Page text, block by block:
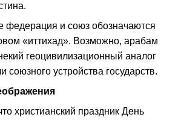
федерация и союз обозначаются
«иттихад». Возможно, арабам
геоцивилизационный аналог
союзного устройства государств.
христианский праздник День